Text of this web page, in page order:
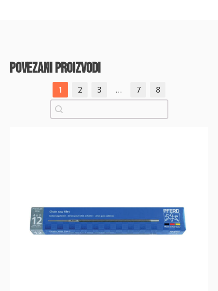
povezani proizvodi
1 2 3 … 7
8
Pretraži